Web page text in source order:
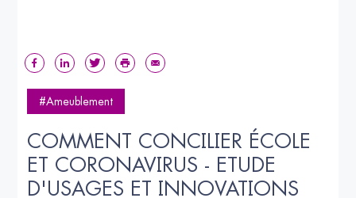
#Ameublement
COMMENT CONCILIER ÉCOLE
ET CORONAVIRUS - ETUDE
D'USAGES ET INNOVATIONS